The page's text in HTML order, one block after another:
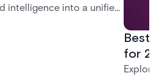
intelligence into a unified
Best
for